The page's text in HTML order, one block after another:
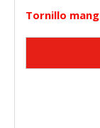
Tornillo